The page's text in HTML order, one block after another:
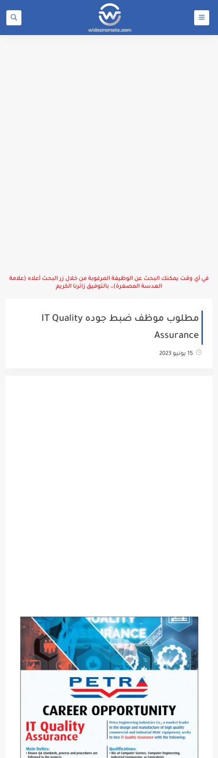
في أي وقت يمكنك البحث عن الوظيفة المرغوبة من خلال زر البحث أعلاه (علامة
العدسة المصغرة)،، بالتوفيق زائرنا الكريم
مطلوب موظف ضبط جوده IT Quality
Assurance
15 يونيو 2023